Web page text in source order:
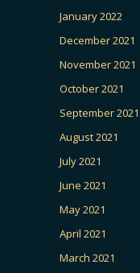
January 2022
December 2021
November 2021
October 2021
September 2021
August 2021
July 2021
June 2021
May 2021
April 2021
March 2021